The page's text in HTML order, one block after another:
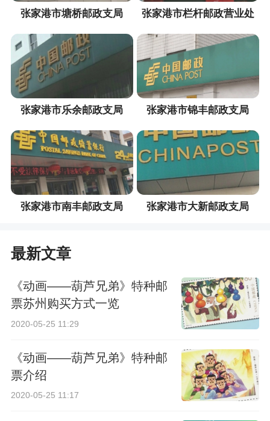
张家港市塘桥邮政支局 张家港市栏杆邮政营业处
张家港市乐余邮政支局 张家港市锦丰邮政支局
张家港市南丰邮政支局 张家港市大新邮政支局
最新文章
《动画——葫芦兄弟》特种邮
票苏州购买方式一览
2020-05-25 11:29
《动画——葫芦兄弟》特种邮
票介绍
2020-05-25 11:17